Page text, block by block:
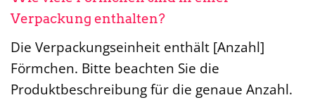
Verpackung enthalten?
Die Verpackungseinheit enthält [Anzahl]
Förmchen. Bitte beachten Sie die
Produktbeschreibung für die genaue Anzahl.